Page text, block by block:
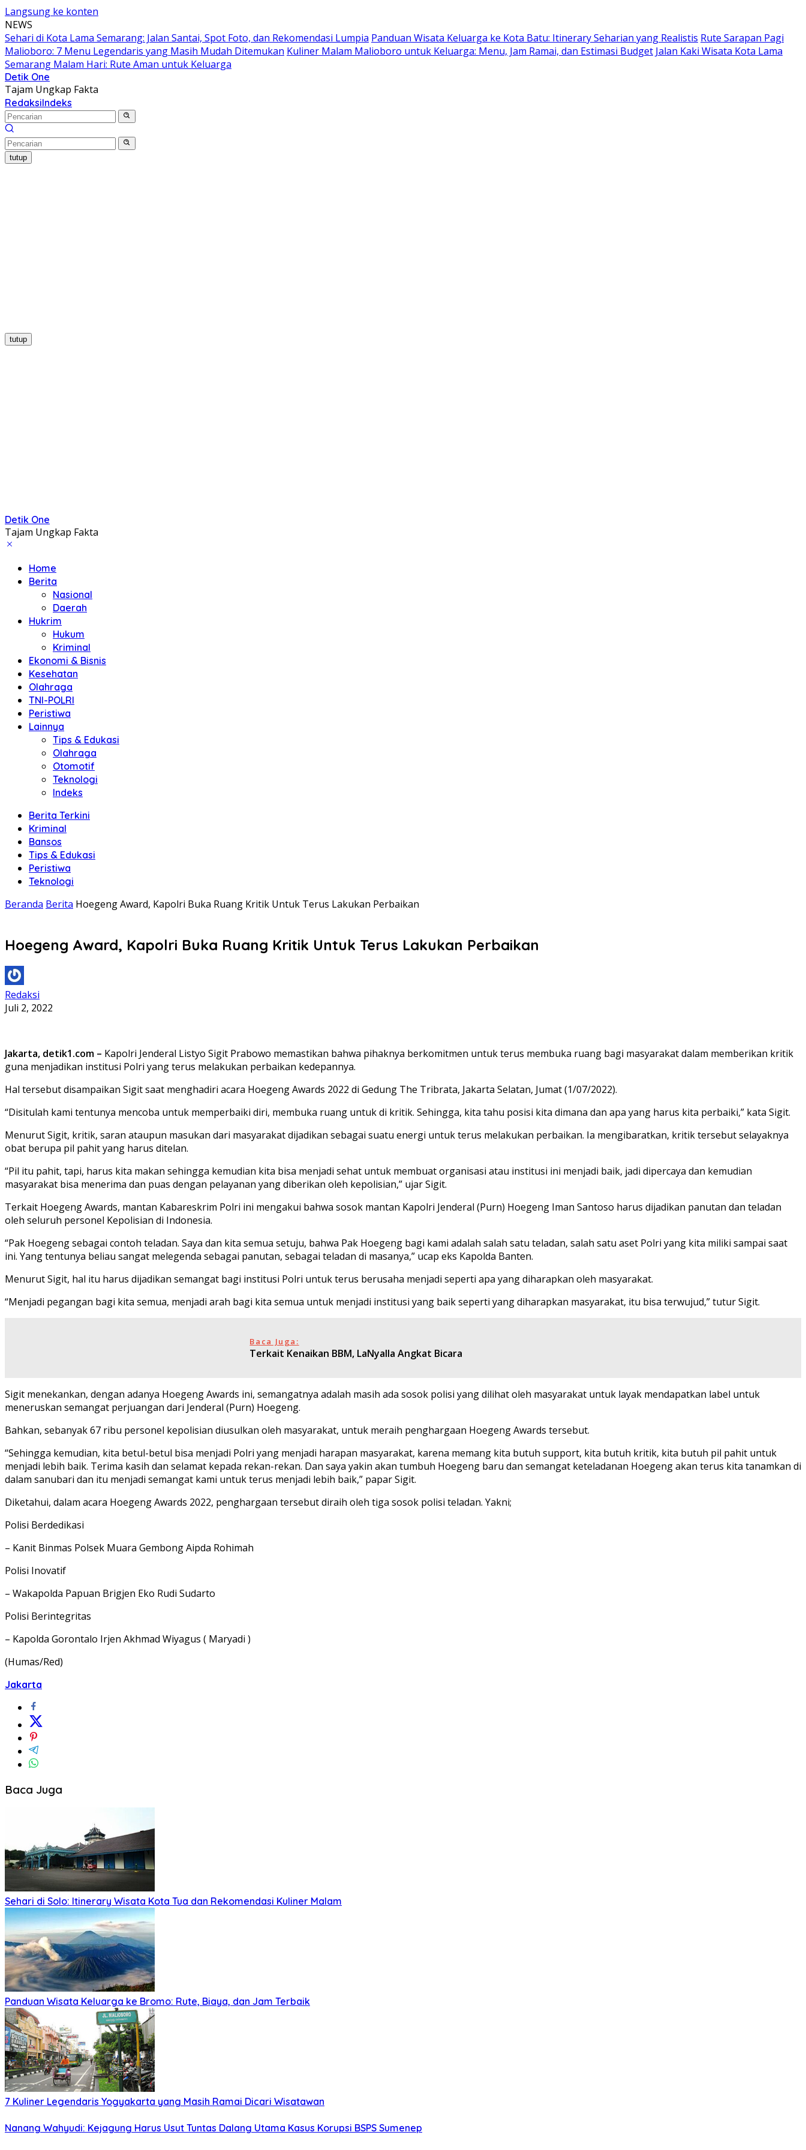
Langsung ke konten
NEWS
Sehari di Kota Lama Semarang: Jalan Santai, Spot Foto, dan Rekomendasi Lumpia Panduan Wisata Keluarga ke Kota Batu: Itinerary Seharian yang Realistis Rute Sarapan Pagi
Malioboro: 7 Menu Legendaris yang Masih Mudah Ditemukan Kuliner Malam Malioboro untuk Keluarga: Menu, Jam Ramai, dan Estimasi Budget Jalan Kaki Wisata Kota Lama
Semarang Malam Hari: Rute Aman untuk Keluarga
Detik One
Tajam Ungkap Fakta
RedaksiIndeks
tutup
tutup
Detik One
Tajam Ungkap Fakta
Home
Berita
Nasional
Daerah
Hukrim
Hukum
Kriminal
Ekonomi & Bisnis
Kesehatan
Olahraga
TNI-POLRI
Peristiwa
Lainnya
Tips & Edukasi
Olahraga
Otomotif
Teknologi
Indeks
Berita Terkini
Kriminal
Bansos
Tips & Edukasi
Peristiwa
Teknologi
Beranda Berita Hoegeng Award, Kapolri Buka Ruang Kritik Untuk Terus Lakukan Perbaikan
Hoegeng Award, Kapolri Buka Ruang Kritik Untuk Terus Lakukan Perbaikan
Redaksi
Juli 2, 2022
Jakarta, detik1.com – Kapolri Jenderal Listyo Sigit Prabowo memastikan bahwa pihaknya berkomitmen untuk terus membuka ruang bagi masyarakat dalam memberikan kritik
guna menjadikan institusi Polri yang terus melakukan perbaikan kedepannya.
Hal tersebut disampaikan Sigit saat menghadiri acara Hoegeng Awards 2022 di Gedung The Tribrata, Jakarta Selatan, Jumat (1/07/2022).
“Disitulah kami tentunya mencoba untuk memperbaiki diri, membuka ruang untuk di kritik. Sehingga, kita tahu posisi kita dimana dan apa yang harus kita perbaiki,” kata Sigit.
Menurut Sigit, kritik, saran ataupun masukan dari masyarakat dijadikan sebagai suatu energi untuk terus melakukan perbaikan. Ia mengibaratkan, kritik tersebut selayaknya
obat berupa pil pahit yang harus ditelan.
“Pil itu pahit, tapi, harus kita makan sehingga kemudian kita bisa menjadi sehat untuk membuat organisasi atau institusi ini menjadi baik, jadi dipercaya dan kemudian
masyarakat bisa menerima dan puas dengan pelayanan yang diberikan oleh kepolisian,” ujar Sigit.
Terkait Hoegeng Awards, mantan Kabareskrim Polri ini mengakui bahwa sosok mantan Kapolri Jenderal (Purn) Hoegeng Iman Santoso harus dijadikan panutan dan teladan
oleh seluruh personel Kepolisian di Indonesia.
“Pak Hoegeng sebagai contoh teladan. Saya dan kita semua setuju, bahwa Pak Hoegeng bagi kami adalah salah satu teladan, salah satu aset Polri yang kita miliki sampai saat
ini. Yang tentunya beliau sangat melegenda sebagai panutan, sebagai teladan di masanya,” ucap eks Kapolda Banten.
Menurut Sigit, hal itu harus dijadikan semangat bagi institusi Polri untuk terus berusaha menjadi seperti apa yang diharapkan oleh masyarakat.
“Menjadi pegangan bagi kita semua, menjadi arah bagi kita semua untuk menjadi institusi yang baik seperti yang diharapkan masyarakat, itu bisa terwujud,” tutur Sigit.
Baca Juga:
Terkait Kenaikan BBM, LaNyalla Angkat Bicara
Sigit menekankan, dengan adanya Hoegeng Awards ini, semangatnya adalah masih ada sosok polisi yang dilihat oleh masyarakat untuk layak mendapatkan label untuk
meneruskan semangat perjuangan dari Jenderal (Purn) Hoegeng.
Bahkan, sebanyak 67 ribu personel kepolisian diusulkan oleh masyarakat, untuk meraih penghargaan Hoegeng Awards tersebut.
“Sehingga kemudian, kita betul-betul bisa menjadi Polri yang menjadi harapan masyarakat, karena memang kita butuh support, kita butuh kritik, kita butuh pil pahit untuk
menjadi lebih baik. Terima kasih dan selamat kepada rekan-rekan. Dan saya yakin akan tumbuh Hoegeng baru dan semangat keteladanan Hoegeng akan terus kita tanamkan di
dalam sanubari dan itu menjadi semangat kami untuk terus menjadi lebih baik,” papar Sigit.
Diketahui, dalam acara Hoegeng Awards 2022, penghargaan tersebut diraih oleh tiga sosok polisi teladan. Yakni;
Polisi Berdedikasi
– Kanit Binmas Polsek Muara Gembong Aipda Rohimah
Polisi Inovatif
– Wakapolda Papuan Brigjen Eko Rudi Sudarto
Polisi Berintegritas
– Kapolda Gorontalo Irjen Akhmad Wiyagus ( Maryadi )
(Humas/Red)
Jakarta
Baca Juga
Sehari di Solo: Itinerary Wisata Kota Tua dan Rekomendasi Kuliner Malam
Panduan Wisata Keluarga ke Bromo: Rute, Biaya, dan Jam Terbaik
7 Kuliner Legendaris Yogyakarta yang Masih Ramai Dicari Wisatawan
Nanang Wahyudi: Kejagung Harus Usut Tuntas Dalang Utama Kasus Korupsi BSPS Sumenep